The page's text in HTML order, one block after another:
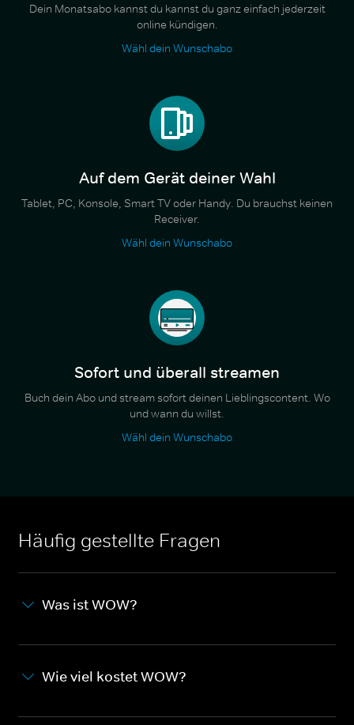
Dein Monatsabo kannst du kannst du ganz einfach jederzeit
online kündigen.
Wähl dein Wunschabo
Auf dem Gerät deiner Wahl
Tablet, PC, Konsole, Smart TV oder Handy. Du brauchst keinen
Receiver.
Wähl dein Wunschabo
Sofort und überall streamen
Buch dein Abo und stream sofort deinen Lieblingscontent. Wo
und wann du willst.
Wähl dein Wunschabo
Häufig gestellte Fragen
Was ist WOW?
Wie viel kostet WOW?